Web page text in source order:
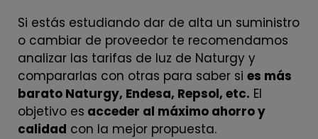
Si estás estudiando dar de alta un suministro
o cambiar de proveedor te recomendamos
analizar las tarifas de luz de Naturgy y
compararlas con otras para saber si es más
barato Naturgy, Endesa, Repsol, etc. El
objetivo es acceder al máximo ahorro y
calidad con la mejor propuesta.